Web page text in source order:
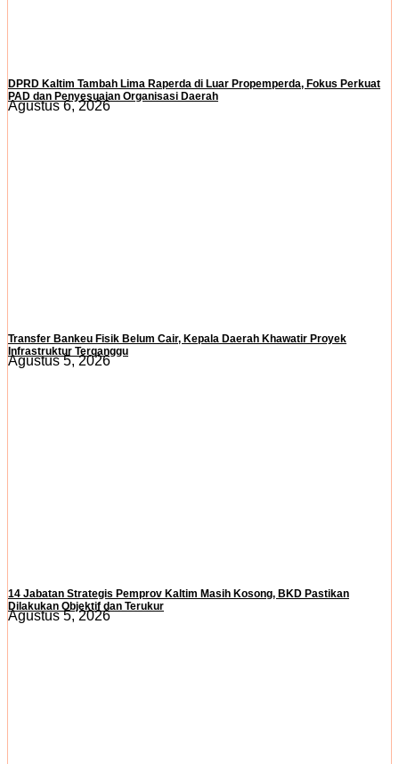
DPRD Kaltim Tambah Lima Raperda di Luar Propemperda, Fokus Perkuat
PAD dan Penyesuaian Organisasi Daerah
Agustus 6, 2026
Transfer Bankeu Fisik Belum Cair, Kepala Daerah Khawatir Proyek
Infrastruktur Terganggu
Agustus 5, 2026
14 Jabatan Strategis Pemprov Kaltim Masih Kosong, BKD Pastikan
Dilakukan Objektif dan Terukur
Agustus 5, 2026